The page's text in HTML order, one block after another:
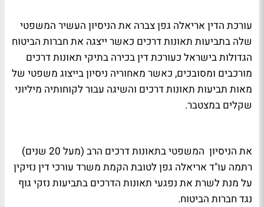
עורכת הדין אריאלה גפן צברה את הניסיון העשיר המשפטי
שלה בתביעות תאונות דרכים כאשר ייצגה את חברות הביטוח
הגדולות בישראל כעורכת דין בכירה בתיקי תאונות דרכים
מורכבים ומסובכים, כאשר מאחוריה ניסיון בייצוג משפטי של
מאות תביעות תאונות דרכים והשיגה עבור לקוחותיה מיליוני
שקלים במצטבר.
את הניסיון המשפטי בתאונות דרכים הרב (מעל 20 שנים)
רתמה עו"ד אריאלה גפן לטובת הקמת משרד עורכי דין נזיקין
על מנת לשרת את נפגעי תאונות הדרכים בתביעות נזקי גוף
נגד חברות הביטוח.